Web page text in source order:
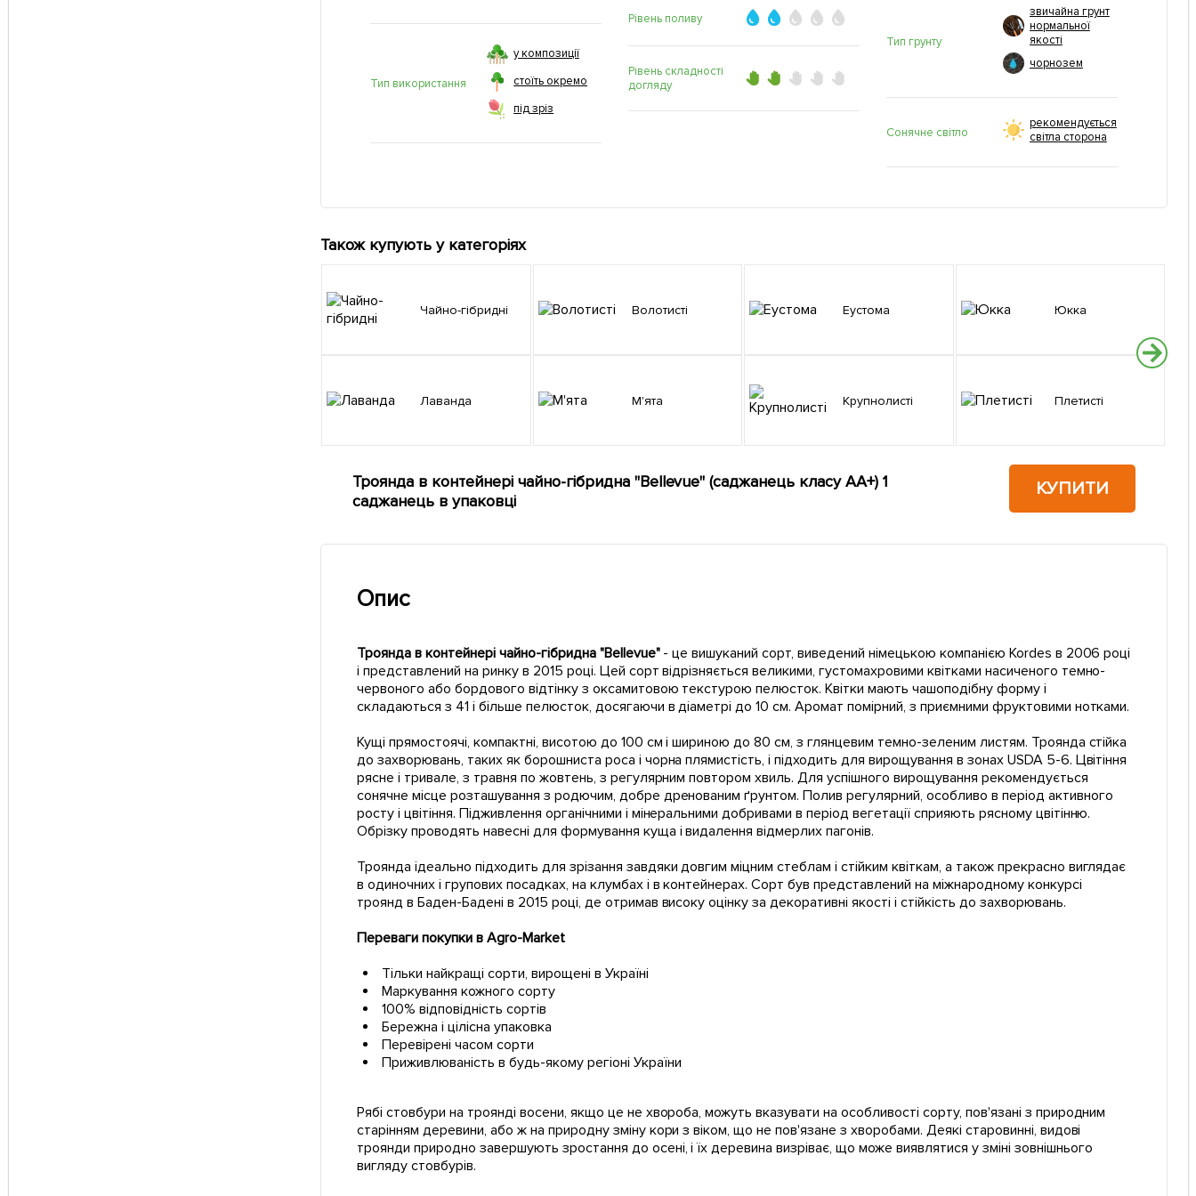
Тип використання
у композиції
стоїть окремо
під зріз
Рівень поливу
Рівень складності
догляду
Тип грунту
звичайна грунт
нормальної
якості
чорнозем
Сонячне світло
рекомендується
світла сторона
Також купують у категоріях
Чайно-гібридні
Лаванда
Волотисті
М'ята
Еустома
Крупнолисті
Юкка
Плетисті
Троянда в контейнері чайно-гібридна "Bellevue" (саджанець класу АА+) 1
саджанець в упаковці
КУПИТИ
Опис
Троянда в контейнері чайно-гібридна "Bellevue"- це вишуканий сорт, виведений німецькою компанією Kordes в 2006 році
і представлений на ринку в 2015 році. Цей сорт відрізняється великими, густомахровими квітками насиченого темно-
червоного або бордового відтінку з оксамитовою текстурою пелюсток. Квітки мають чашоподібну форму і
складаються з 41 і більше пелюсток, досягаючи в діаметрі до 10 см. Аромат помірний, з приємними фруктовими нотками.
Кущі прямостоячі, компактні, висотою до 100 см і шириною до 80 см, з глянцевим темно-зеленим листям. Троянда стійка
до захворювань, таких як борошниста роса і чорна плямистість, і підходить для вирощування в зонах USDA 5-6. Цвітіння
рясне і тривале, з травня по жовтень, з регулярним повтором хвиль. Для успішного вирощування рекомендується
сонячне місце розташування з родючим, добре дренованим ґрунтом. Полив регулярний, особливо в період активного
росту і цвітіння. Підживлення органічними і мінеральними добривами в період вегетації сприяють рясному цвітінню.
Обрізку проводять навесні для формування куща і видалення відмерлих пагонів.
Троянда ідеально підходить для зрізання завдяки довгим міцним стеблам і стійким квіткам, а також прекрасно виглядає
в одиночних і групових посадках, на клумбах і в контейнерах. Сорт був представлений на міжнародному конкурсі
троянд в Баден-Бадені в 2015 році, де отримав високу оцінку за декоративні якості і стійкість до захворювань.
Переваги покупки в Agro-Market
Тільки найкращі сорти, вирощені в Україні
Маркування кожного сорту
100% відповідність сортів
Бережна і цілісна упаковка
Перевірені часом сорти
Приживлюваність в будь-якому регіоні України
Рябі стовбури на троянді восени, якщо це не хвороба, можуть вказувати на особливості сорту, пов'язані з природним
старінням деревини, або ж на природну зміну кори з віком, що не пов'язане з хворобами. Деякі старовинні, видові
троянди природно завершують зростання до осені, і їх деревина визріває, що може виявлятися у зміні зовнішнього
вигляду стовбурів.